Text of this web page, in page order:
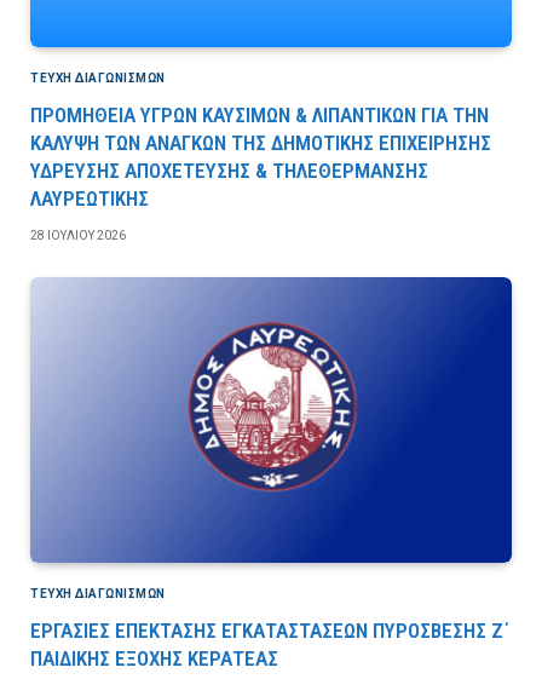
ΤΕΎΧΗ ΔΙΑΓΩΝΙΣΜΏΝ
ΠΡΟΜΗΘΕΙΑ ΥΓΡΩΝ ΚΑΥΣΙΜΩΝ & ΛΙΠΑΝΤΙΚΩΝ ΓΙΑ ΤΗΝ
ΚΑΛΥΨΗ ΤΩΝ ΑΝΑΓΚΩΝ ΤΗΣ ΔΗΜΟΤΙΚΗΣ ΕΠΙΧΕΙΡΗΣΗΣ
ΥΔΡΕΥΣΗΣ ΑΠΟΧΕΤΕΥΣΗΣ & ΤΗΛΕΘΕΡΜΑΝΣΗΣ
ΛΑΥΡΕΩΤΙΚΗΣ
28 ΙΟΥΛΊΟΥ 2026
ΤΕΎΧΗ ΔΙΑΓΩΝΙΣΜΏΝ
ΕΡΓΑΣΙΕΣ ΕΠΕΚΤΑΣΗΣ ΕΓΚΑΤΑΣΤΑΣΕΩΝ ΠΥΡΟΣΒΕΣΗΣ Ζ΄
ΠΑΙΔΙΚΗΣ ΕΞΟΧΗΣ ΚΕΡΑΤΕΑΣ